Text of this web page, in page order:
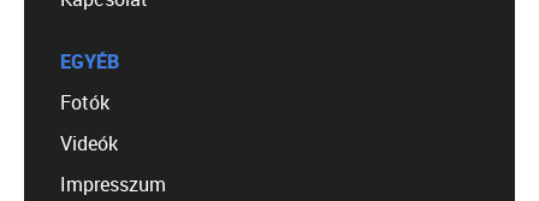
EGYÉB
Fotók
Videók
Impresszum